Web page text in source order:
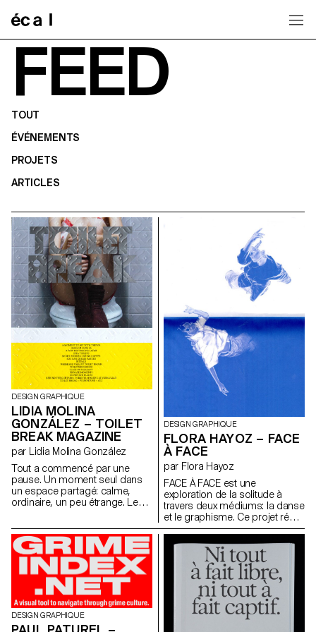
FEED
TOUT
ÉVÉNEMENTS
PROJETS
ARTICLES
DESIGN GRAPHIQUE
LIDIA MOLINA
GONZÁLEZ – TOILET
BREAK MAGAZINE
par Lidia Molina González
Tout a commencé par une
pause. Un moment seul dans
un espace partagé: calme,
ordinaire, un peu étrange. Les
grandes idées, et c’est
justement pour cela qu’on les a
choisies. Toilet Break part de
cet espace souvent ignoré
pour questionner notre manière
de vivre ensemble, d’occuper
l’espace, de créer du lien. Ce
premier numéro explore les
entre-deux : public et privé,
DESIGN GRAPHIQUE
FLORA HAYOZ – FACE
À FACE
par Flora Hayoz
FACE À FACE est une
exploration de la solitude à
travers deux médiums: la danse
et le graphisme. Ce projet réunit
deux pratiques pour donner
D’un côté, une pièce
chorégraphique co-
chorégraphiée avec Gaia
Menchini, centrée sur les états
de solitude et capturée ensuite
sous format vidéo. Le second
support est une édition qui
DESIGN GRAPHIQUE